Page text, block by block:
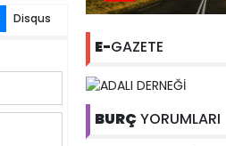
Disqus
E-GAZETE
BURÇ YORUMLARI